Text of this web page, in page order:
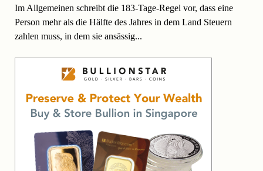
Im Allgemeinen schreibt die 183-Tage-Regel vor, dass eine
Person mehr als die Hälfte des Jahres in dem Land Steuern
zahlen muss, in dem sie ansässig...